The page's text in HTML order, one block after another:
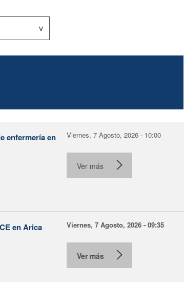
enfermería en
Viernes, 7 Agosto, 2026 - 10:00
Ver más
en Arica Viernes, 7 Agosto, 2026 - 09:35
Ver más